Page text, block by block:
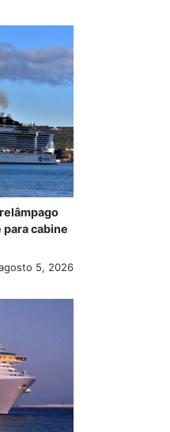
para cabine
5, 2026